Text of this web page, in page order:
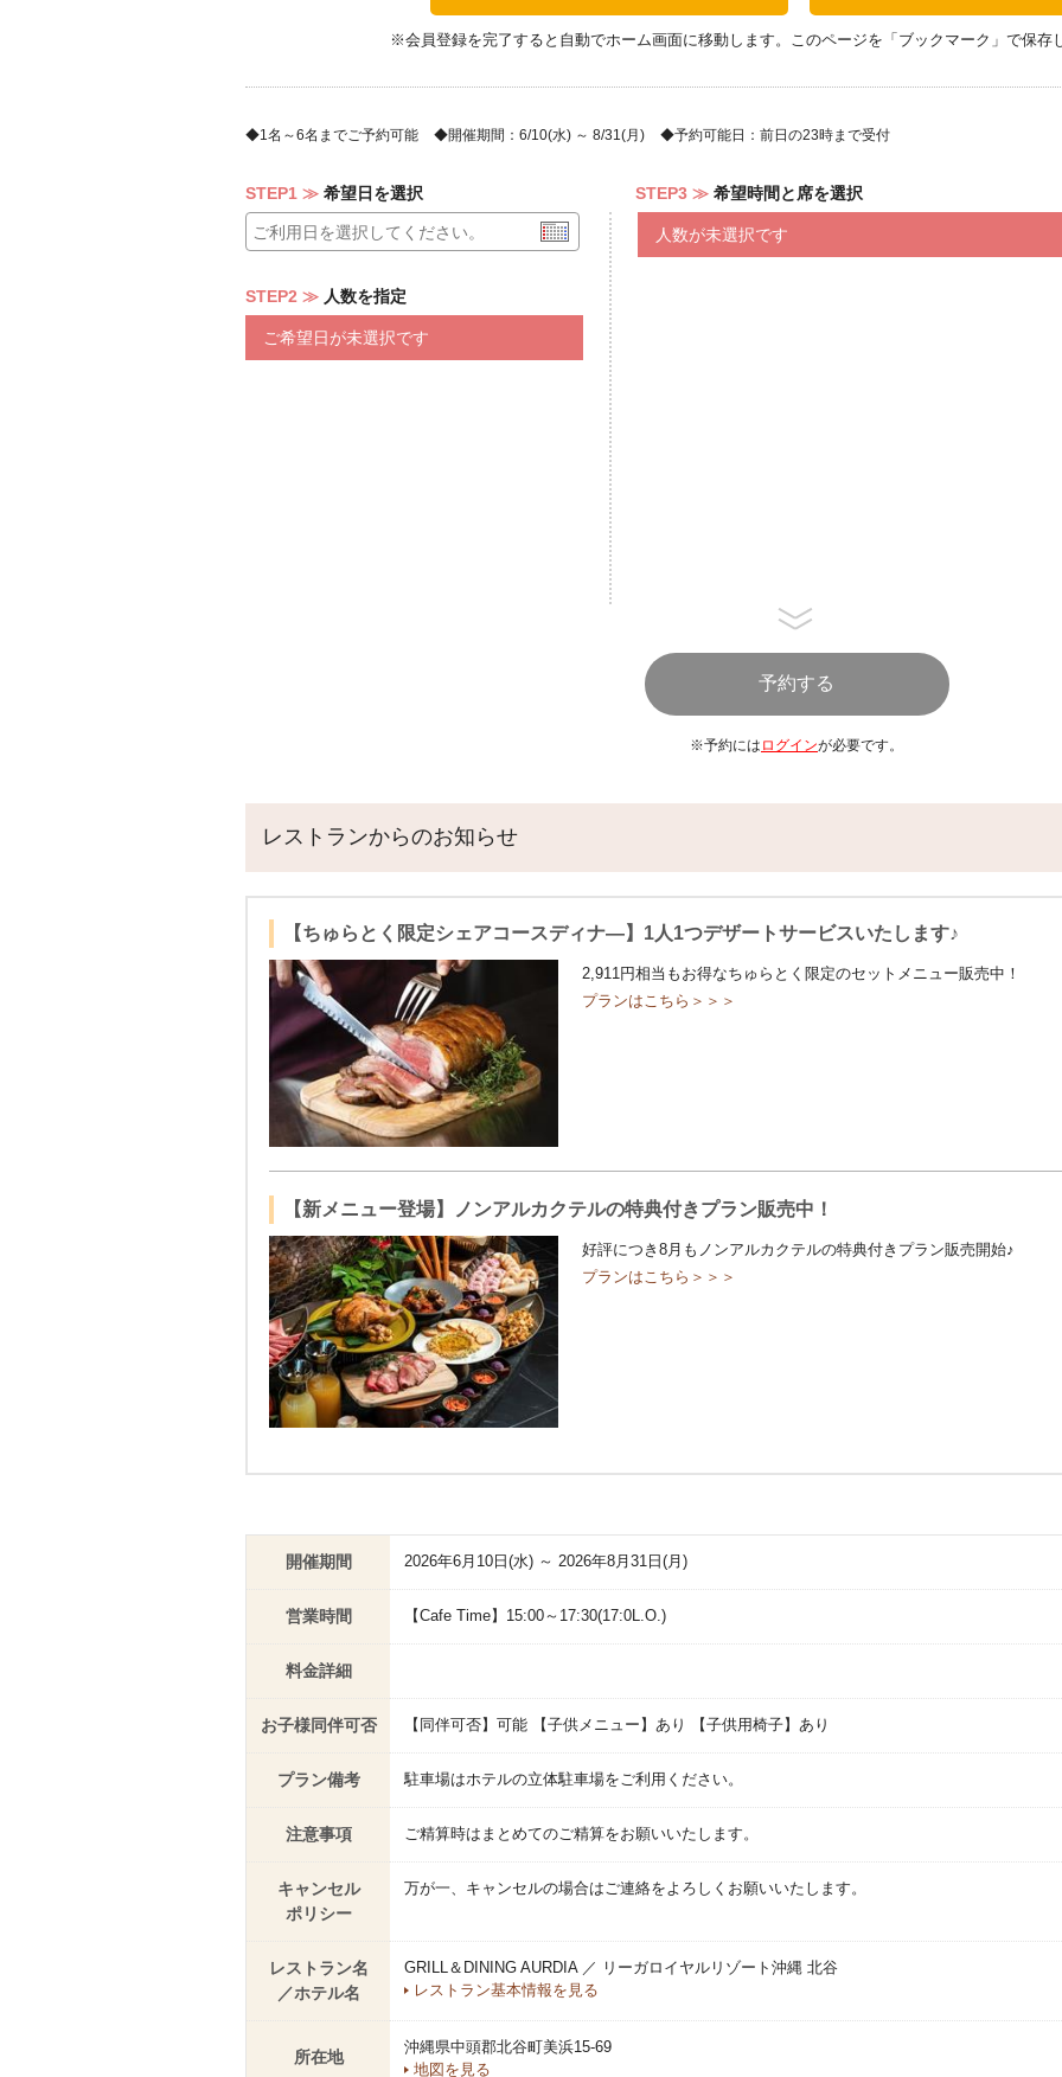
＊海老のオリオンビールフリット
＊リーガロイヤルビーフカレー
＊北谷ロイヤルパフェ
※ご精算時はまとめてのご精算をお願いいたします。
※会員登録を完了すると自動でホーム画面に移動します。このページを「ブックマーク」で保存
1名～6名までご予約可能 開催期間：6/10(水) ～ 8/31(月) 予約可能日：前日の23時まで受付
STEP1 希望日を選択
STEP2 人数を指定
ご希望日が未選択です
STEP3 希望時間と席を選択
人数が未選択です
※予約には ログインが必要です。
レストランからのお知らせ
【ちゅらとく限定シェアコースディナ―】1人1つデザートサービスいたします♪
2,911円相当もお得なちゅらとく限定のセットメニュー販売中！
プランはこちら＞＞＞
【新メニュー登場】ノンアルカクテルの特典付きプラン販売中！
好評につき8月もノンアルカクテルの特典付きプラン販売開始♪
プランはこちら＞＞＞
開催期間 2026年6月10日(水) ～ 2026年8月31日(月)
営業時間 【Cafe Time】15:00～17:30(17:0L.O.)
料金詳細
お子様同伴可否 【同伴可否】可能 【子供メニュー】あり 【子供用椅子】あり
プラン備考 駐車場はホテルの立体駐車場をご利用ください。
注意事項 ご精算時はまとめてのご精算をお願いいたします。
キャンセル
ポリシー
万が一、キャンセルの場合はご連絡をよろしくお願いいたします。
レストラン名
／ホテル名
GRILL＆DINING AURDIA ／ リーガロイヤルリゾート沖縄 北谷
レストラン基本情報を見る
所在地
沖縄県中頭郡北谷町美浜15-69
地図を見る